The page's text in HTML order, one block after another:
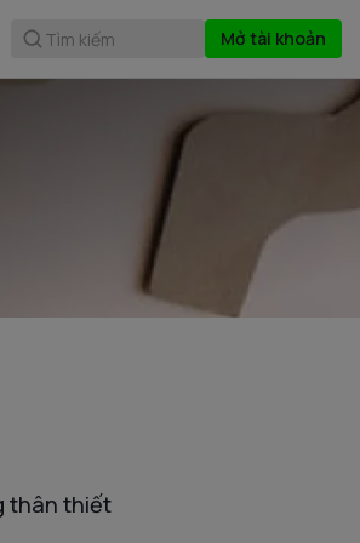
Tìm kiếm Mở tài khoản
thân thiết